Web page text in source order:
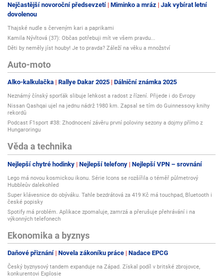
Nejčastější novoroční předsevzetí Miminko a mráz
Jak vybírat letní
dovolenou
Thajské nudle s červeným kari a paprikami
Kamila Nývltová (37): Občas potřebuji mít ve všem pravdu...
Děti by neměly jíst houby! Je to pravda? Záleží na věku a množství
Auto-moto
Alko-kalkulačka Rallye Dakar 2025 Dálniční známka 2025
Neznámý čínský sporťák slibuje lehkost a radost z řízení. Přijede i do Evropy
Nissan Qashqai ujel na jednu nádrž 1980 km. Zapsal se tím do Guinnessovy knihy
rekordů
Podcast F1sport #38: Zhodnocení závěru první poloviny sezony a dojmy přímo z
Hungaroringu
Věda a technika
Nejlepší chytré hodinky Nejlepší telefony Nejlepší VPN – srovnání
Lego má novou kosmickou ikonu. Série Icons se rozšířila o téměř půlmetrový
Hubbleův dalekohled
Super klávesnice do obýváku. Tahle bezdrátová za 419 Kč má touchpad, Bluetooth i
české popisky
Spotify má problém. Aplikace zpomaluje, zamrzá a přerušuje přehrávání i na
výkonných telefonech
Ekonomika a byznys
Daňové přiznání Novela zákoníku práce Nadace EPCG
Český byznysový tandem expanduje na Západ. Získal podíl v britské zbrojovce,
konkurentovi Explosie